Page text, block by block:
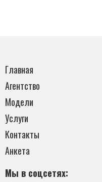
Главная
Агентство
Модели
Услуги
Контакты
Анкета
Мы в соцсетях: